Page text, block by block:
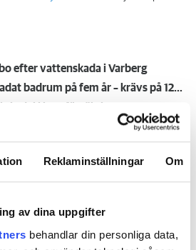
Reklaminställningar Om
av dina uppgifter
behandlar din personliga data,
efter vattenskada i Varberg
Anmälde inte vattenskadat badrum på fem år – krävs på 125 000 kronor
Kompisdealen blev verklighet – 40 år senare: "Flera fina fördelar med att dela bostad"
Kvinna kapade lägenhet efter vräkningsbeslut – får betala 50 000
efter 30 år